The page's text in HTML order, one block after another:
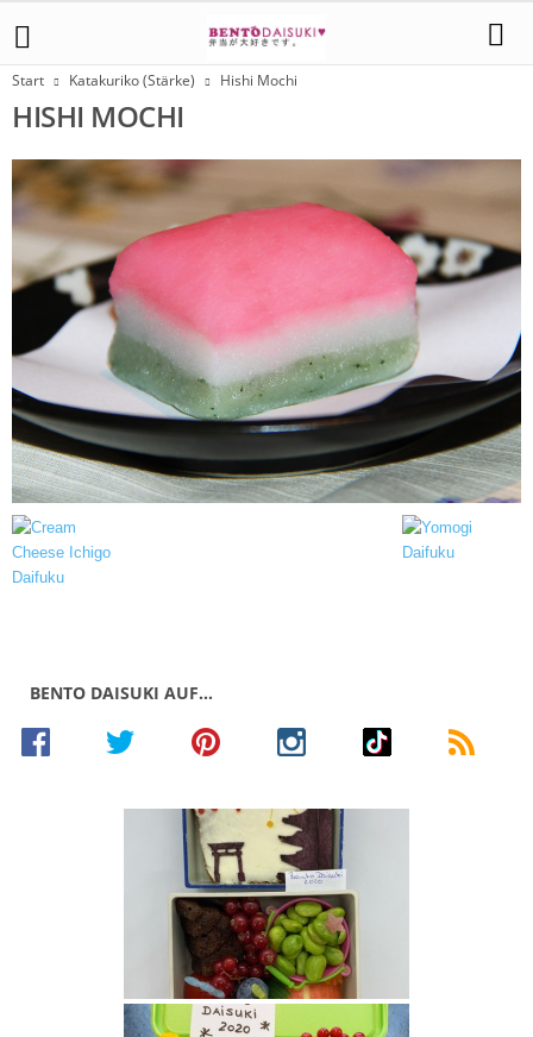
Start Katakuriko (Stärke) Hishi Mochi
HISHI MOCHI
BENTO DAISUKI AUF…